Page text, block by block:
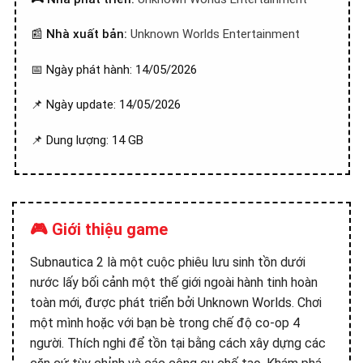
📰 Nhà xuất bản: Unknown Worlds Entertainment
📅 Ngày phát hành: 14/05/2026
📌 Ngày update: 14/05/2026
📌 Dung lượng: 14 GB
🎮 Giới thiệu game
Subnautica 2 là một cuộc phiêu lưu sinh tồn dưới
nước lấy bối cảnh một thế giới ngoài hành tinh hoàn
toàn mới, được phát triển bởi Unknown Worlds. Chơi
một mình hoặc với bạn bè trong chế độ co-op 4
người. Thích nghi để tồn tại bằng cách xây dựng các